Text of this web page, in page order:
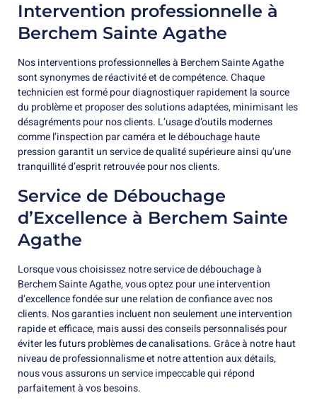
Intervention professionnelle à
Berchem Sainte Agathe
Nos interventions professionnelles à Berchem Sainte Agathe
sont synonymes de réactivité et de compétence. Chaque
technicien est formé pour diagnostiquer rapidement la source
du problème et proposer des solutions adaptées, minimisant les
désagréments pour nos clients. L’usage d’outils modernes
comme l’inspection par caméra et le débouchage haute
pression garantit un service de qualité supérieure ainsi qu’une
tranquillité d’esprit retrouvée pour nos clients.
Service de Débouchage
d’Excellence à Berchem Sainte
Agathe
Lorsque vous choisissez notre service de débouchage à
Berchem Sainte Agathe, vous optez pour une intervention
d’excellence fondée sur une relation de confiance avec nos
clients. Nos garanties incluent non seulement une intervention
rapide et efficace, mais aussi des conseils personnalisés pour
éviter les futurs problèmes de canalisations. Grâce à notre haut
niveau de professionnalisme et notre attention aux détails,
nous vous assurons un service impeccable qui répond
parfaitement à vos besoins.